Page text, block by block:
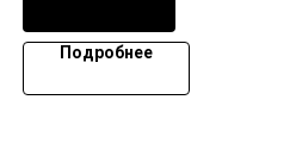
Подробнее